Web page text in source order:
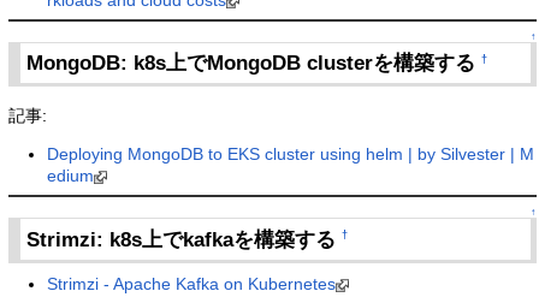
↑
MongoDB: k8s上でMongoDB clusterを構築する†
記事:
Deploying MongoDB to EKS cluster using helm | by Silvester | M
edium
↑
Strimzi: k8s上でkafkaを構築する†
Strimzi - Apache Kafka on Kubernetes